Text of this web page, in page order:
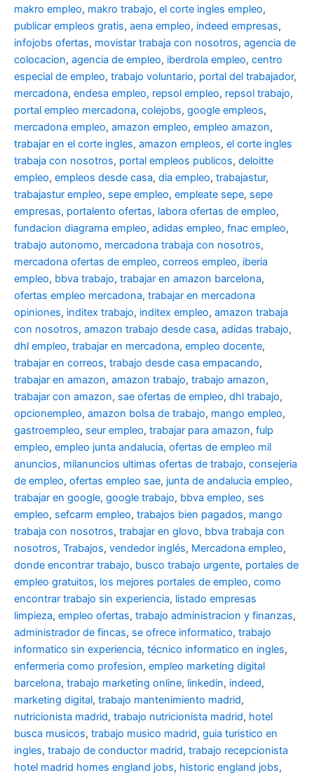
makro empleo, makro trabajo, el corte ingles empleo,
publicar empleos gratis, aena empleo, indeed empresas,
infojobs ofertas, movistar trabaja con nosotros, agencia de
colocacion, agencia de empleo, iberdrola empleo, centro
especial de empleo, trabajo voluntario, portal del trabajador,
mercadona, endesa empleo, repsol empleo, repsol trabajo,
portal empleo mercadona, colejobs, google empleos,
mercadona empleo, amazon empleo, empleo amazon,
trabajar en el corte ingles, amazon empleos, el corte ingles
trabaja con nosotros, portal empleos publicos, deloitte
empleo, empleos desde casa, dia empleo, trabajastur,
trabajastur empleo, sepe empleo, empleate sepe, sepe
empresas, portalento ofertas, labora ofertas de empleo,
fundacion diagrama empleo, adidas empleo, fnac empleo,
trabajo autonomo, mercadona trabaja con nosotros,
mercadona ofertas de empleo, correos empleo, iberia
empleo, bbva trabajo, trabajar en amazon barcelona,
ofertas empleo mercadona, trabajar en mercadona
opiniones, inditex trabajo, inditex empleo, amazon trabaja
con nosotros, amazon trabajo desde casa, adidas trabajo,
dhl empleo, trabajar en mercadona, empleo docente,
trabajar en correos, trabajo desde casa empacando,
trabajar en amazon, amazon trabajo, trabajo amazon,
trabajar con amazon, sae ofertas de empleo, dhl trabajo,
opcionempleo, amazon bolsa de trabajo, mango empleo,
gastroempleo, seur empleo, trabajar para amazon, fulp
empleo, empleo junta andalucia, ofertas de empleo mil
anuncios, milanuncios ultimas ofertas de trabajo, consejeria
de empleo, ofertas empleo sae, junta de andalucia empleo,
trabajar en google, google trabajo, bbva empleo, ses
empleo, sefcarm empleo, trabajos bien pagados, mango
trabaja con nosotros, trabajar en glovo, bbva trabaja con
nosotros, Trabajos, vendedor inglés, Mercadona empleo,
donde encontrar trabajo, busco trabajo urgente, portales de
empleo gratuitos, los mejores portales de empleo, como
encontrar trabajo sin experiencia, listado empresas
limpieza, empleo ofertas, trabajo administracion y finanzas,
administrador de fincas, se ofrece informatico, trabajo
informatico sin experiencia, técnico informatico en ingles,
enfermeria como profesion, empleo marketing digital
barcelona, trabajo marketing online, linkedin, indeed,
marketing digital, trabajo mantenimiento madrid,
nutricionista madrid, trabajo nutricionista madrid, hotel
busca musicos, trabajo musico madrid, guia turistico en
ingles, trabajo de conductor madrid, trabajo recepcionista
hotel madrid homes england jobs, historic england jobs,